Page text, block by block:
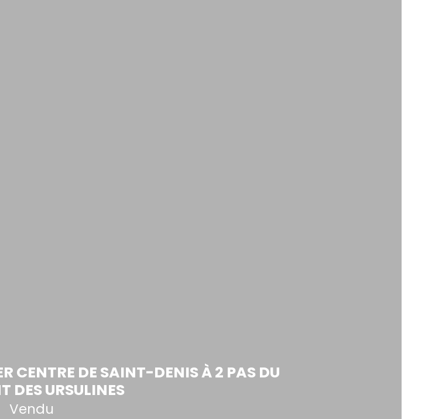
CENTRE DE SAINT-DENIS À 2 PAS DU
DES URSULINES
Vendu